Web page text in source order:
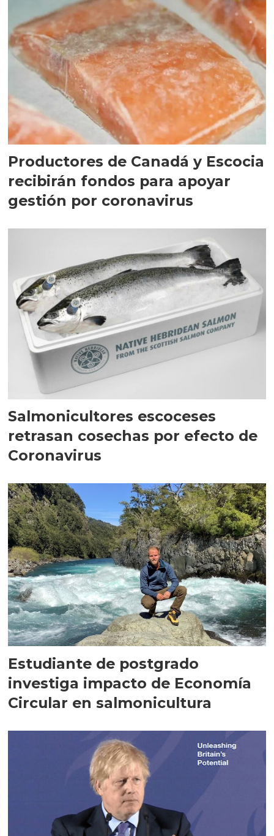
Productores de Canadá y Escocia
recibirán fondos para apoyar
gestión por coronavirus
Salmonicultores escoceses
retrasan cosechas por efecto de
Coronavirus
Estudiante de postgrado
investiga impacto de Economía
Circular en salmonicultura